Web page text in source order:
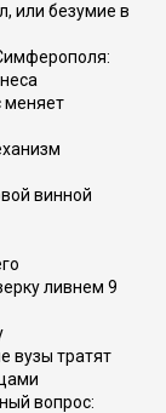
или безумие в
меняет
винной
ливнем 9
вузы тратят
вопрос: